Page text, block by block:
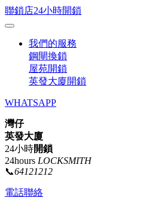
聯鎖店24小時開鎖
我們的服務
鋼閘換鎖
屋苑開鎖
英發大廈開鎖
WHATSAPP
灣仔
英發大廈
24小時開鎖
24hours LOCKSMITH
📞64121212
電話聯絡